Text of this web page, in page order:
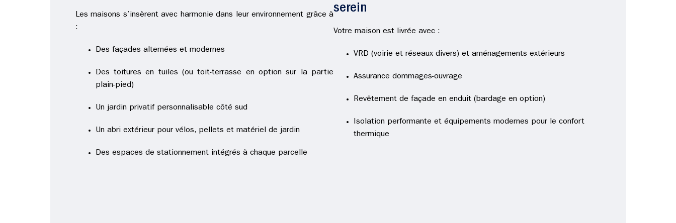
Les maisons s’insèrent avec harmonie dans leur environnement grâce à
:
Des façades alternées et modernes
Des toitures en tuiles (ou toit-terrasse en option sur la partie
plain-pied)
Un jardin privatif personnalisable côté sud
Un abri extérieur pour vélos, pellets et matériel de jardin
Des espaces de stationnement intégrés à chaque parcelle
serein
Votre maison est livrée avec :
VRD (voirie et réseaux divers) et aménagements extérieurs
Assurance dommages-ouvrage
Revêtement de façade en enduit (bardage en option)
Isolation performante et équipements modernes pour le confort
thermique